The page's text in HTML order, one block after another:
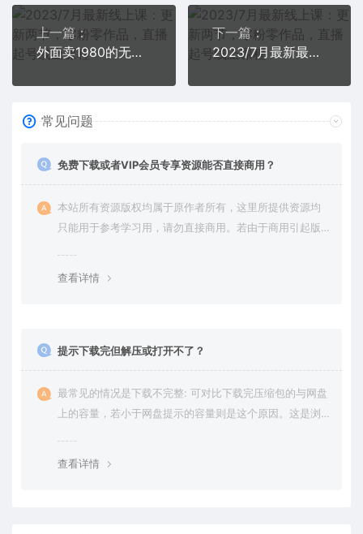
上一篇：
外面卖1980的无人直播项目【工具+素材+教程】日赚500+
下一篇：
2023/7月最新最硬必过审搬运技术抖音快手B站通用自动剪辑一键去重暴力起号
常见问题
免费下载或者VIP会员专享资源能否直接商用？
本站所有资源版权均属于原作者所有，这里所提供资源均
只能用于参考学习用，请勿直接商用。若由于商用引起版
查看详情
提示下载完但解压或打开不了？
最常见的情况是下载不完整: 可对比下载完压缩包的与网盘
上的容量，若小于网盘提示的容量则是这个原因。这是浏
查看详情